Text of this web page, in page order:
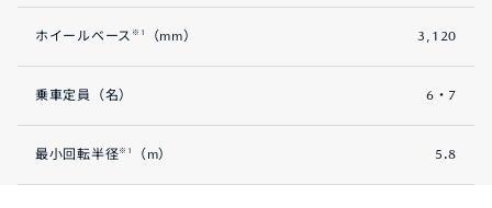
ホイールベース ※1 （mm） 3,120
乗車定員（名） 6・7
最小回転半径※1 （m） 5.8